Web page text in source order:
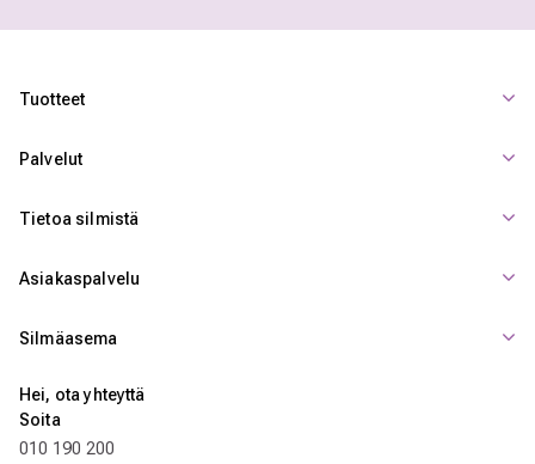
Tuotteet
Palvelut
Tietoa silmistä
Asiakaspalvelu
Silmäasema
Hei, ota yhteyttä
Soita
010 190 200